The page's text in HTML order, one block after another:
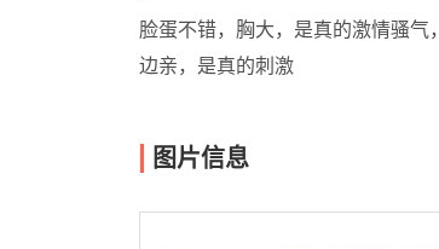
脸蛋不错，胸大，是真的激情骚
边亲，是真的刺激
图片信息